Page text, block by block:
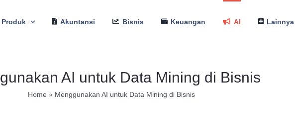
Produk Akuntansi Bisnis Keuangan AI Lainnya
AI untuk Data Mining di Bisnis
Home » Menggunakan AI untuk Data Mining di Bisnis